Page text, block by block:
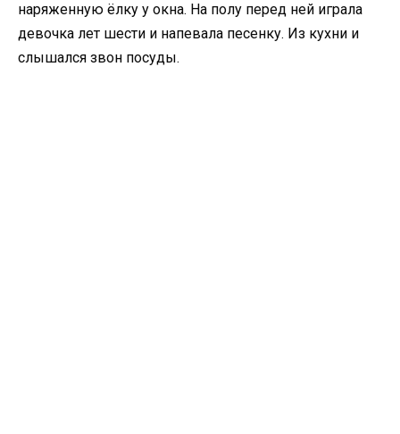
наряженную ёлку у окна. На полу перед ней играла
девочка лет шести и напевала песенку. Из кухни и
слышался звон посуды.